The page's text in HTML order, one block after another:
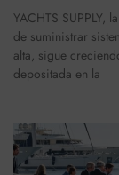
YACHTS
de suministrar
alta, sigue
depositada en la